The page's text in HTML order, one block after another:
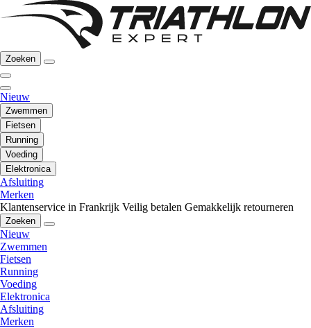
Zoeken
Nieuw
Zwemmen
Fietsen
Running
Voeding
Elektronica
Afsluiting
Merken
Klantenservice in Frankrijk Veilig betalen Gemakkelijk retourneren
Zoeken
Nieuw
Zwemmen
Fietsen
Running
Voeding
Elektronica
Afsluiting
Merken